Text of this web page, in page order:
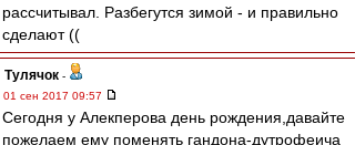
рассчитывал. Разбегутся зимой - и правильно
сделают ((
Тулячок -
01 сен 2017 09:57
Сегодня у Алекперова день рождения,давайте
пожелаем ему поменять гандона-дутрофеича